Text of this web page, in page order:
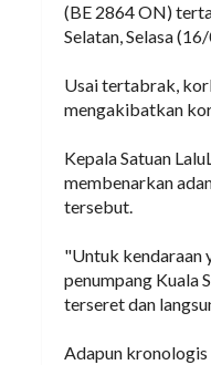
(BE 2864 ON)
Selatan, Selasa
Usai tertabrak,
mengakibatkan
Kepala Satuan
membenarkan
tersebut.
"Untuk kendaraan
penumpang Kuala
terseret dan
Adapun kronologis